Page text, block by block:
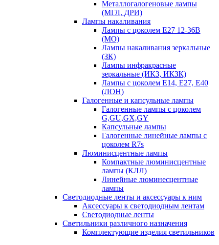
Металлогалогеновые лампы
(МГЛ, ДРИ)
Лампы накаливания
Лампы с цоколем Е27 12-36В
(МО)
Лампы накаливания зеркальные
(ЗК)
Лампы инфракрасные
зеркальные (ИКЗ, ИКЗК)
Лампы с цоколем Е14, Е27, Е40
(ЛОН)
Галогенные и капсульные лампы
Галогенные лампы с цоколем
G,GU,GX,GY
Капсульные лампы
Галогенные линейные лампы с
цоколем R7s
Люминисцентные лампы
Компактные люминисцентные
лампы (КЛЛ)
Линейные люминесцентные
лампы
Светодиодные ленты и аксессуары к ним
Аксессуары к светодиодным лентам
Светодиодные ленты
Светильники различного назначения
Комплектующие изделия светильников